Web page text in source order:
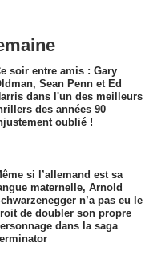
soir entre amis : Gary
Sean Penn et Ed
dans l'un des meilleurs
des années 90
oublié !
si l’allemand est sa
maternelle, Arnold
n’a pas eu le
de doubler son propre
dans la saga